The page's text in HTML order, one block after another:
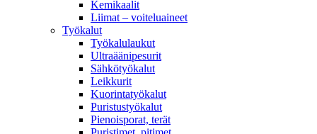
Kemikaalit
Liimat – voiteluaineet
Työkalut
Työkalulaukut
Ultraäänipesurit
Sähkötyökalut
Leikkurit
Kuorintatyökalut
Puristustyökalut
Pienoisporat, terät